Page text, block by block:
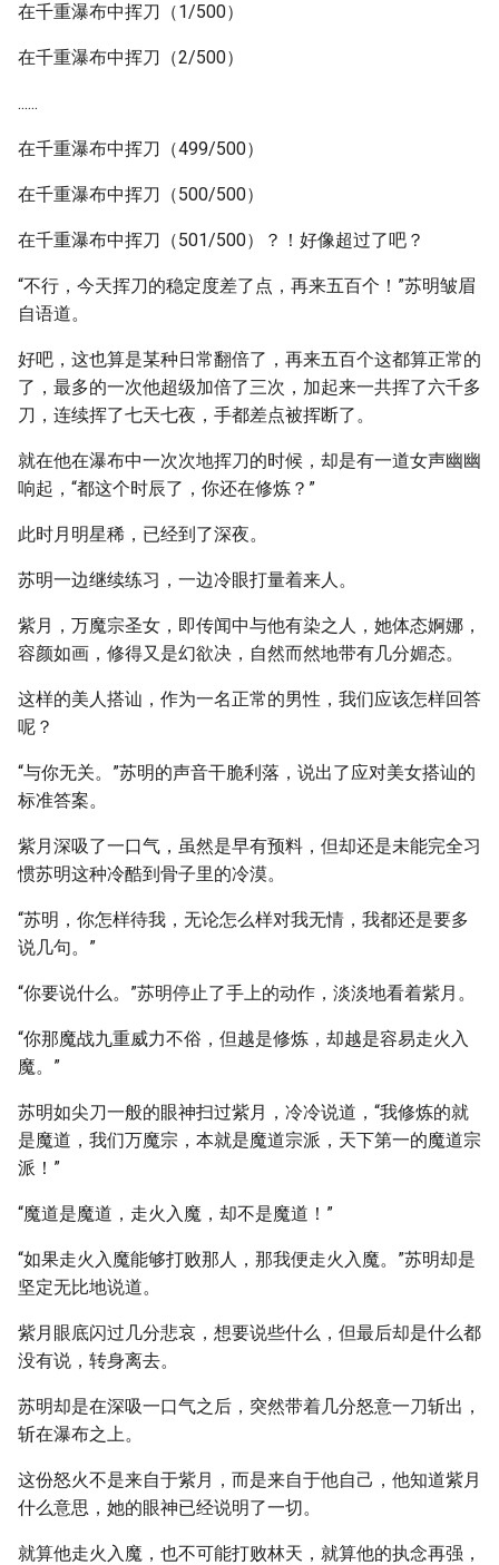
在千重瀑布中挥刀（1/500）
在千重瀑布中挥刀（2/500）
......
在千重瀑布中挥刀（499/500）
在千重瀑布中挥刀（500/500）
在千重瀑布中挥刀（501/500）？！好像超过了吧？
“不行，今天挥刀的稳定度差了点，再来五百个！”苏明皱眉
自语道。
好吧，这也算是某种日常翻倍了，再来五百个这都算正常的
了，最多的一次他超级加倍了三次，加起来一共挥了六千多
刀，连续挥了七天七夜，手都差点被挥断了。
就在他在瀑布中一次次地挥刀的时候，却是有一道女声幽幽
响起，“都这个时辰了，你还在修炼？”
此时月明星稀，已经到了深夜。
苏明一边继续练习，一边冷眼打量着来人。
紫月，万魔宗圣女，即传闻中与他有染之人，她体态婀娜，
容颜如画，修得又是幻欲决，自然而然地带有几分媚态。
这样的美人搭讪，作为一名正常的男性，我们应该怎样回答
呢？
“与你无关。”苏明的声音干脆利落，说出了应对美女搭讪的
标准答案。
紫月深吸了一口气，虽然是早有预料，但却还是未能完全习
惯苏明这种冷酷到骨子里的冷漠。
“苏明，你怎样待我，无论怎么样对我无情，我都还是要多
说几句。”
“你要说什么。”苏明停止了手上的动作，淡淡地看着紫月。
“你那魔战九重威力不俗，但越是修炼，却越是容易走火入
魔。”
苏明如尖刀一般的眼神扫过紫月，冷冷说道，“我修炼的就
是魔道，我们万魔宗，本就是魔道宗派，天下第一的魔道宗
派！”
“魔道是魔道，走火入魔，却不是魔道！”
“如果走火入魔能够打败那人，那我便走火入魔。”苏明却是
坚定无比地说道。
紫月眼底闪过几分悲哀，想要说些什么，但最后却是什么都
没有说，转身离去。
苏明却是在深吸一口气之后，突然带着几分怒意一刀斩出，
斩在瀑布之上。
这份怒火不是来自于紫月，而是来自于他自己，他知道紫月
什么意思，她的眼神已经说明了一切。
就算他走火入魔，也不可能打败林天，就算他的执念再强，